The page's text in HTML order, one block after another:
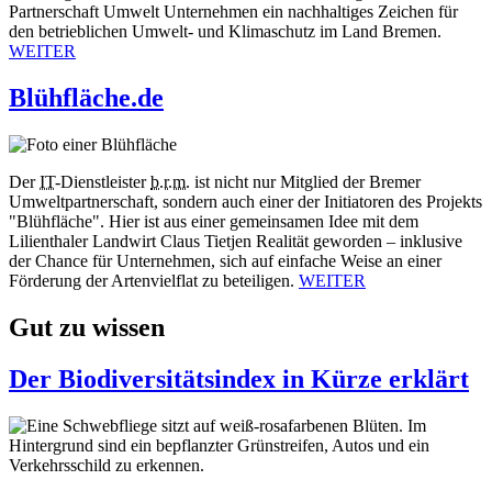
Partnerschaft Umwelt Unternehmen ein nachhaltiges Zeichen für
den betrieblichen Umwelt- und Klimaschutz im Land Bremen.
WEITER
Blühfläche.de
DerIT-Dienstleisterb.r.m. ist nicht nur Mitglied der Bremer
Umweltpartnerschaft, sondern auch einer der Initiatoren des Projekts
"Blühfläche". Hier ist aus einer gemeinsamen Idee mit dem
Lilienthaler Landwirt Claus Tietjen Realität geworden – inklusive
der Chance für Unternehmen, sich auf einfache Weise an einer
Förderung der Artenvielflat zu beteiligen. WEITER
Gut zu wissen
Der Biodiversitätsindex in Kürze erklärt